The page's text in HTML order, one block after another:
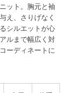
ット。胸元と袖
え、さりげなく
シルエットが心
ルまで幅広く対
ーディネートに